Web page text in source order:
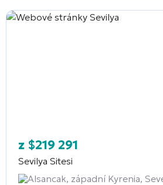
z $219 291
Sevilya Sitesi
Alsancak, západní Kyrenia,